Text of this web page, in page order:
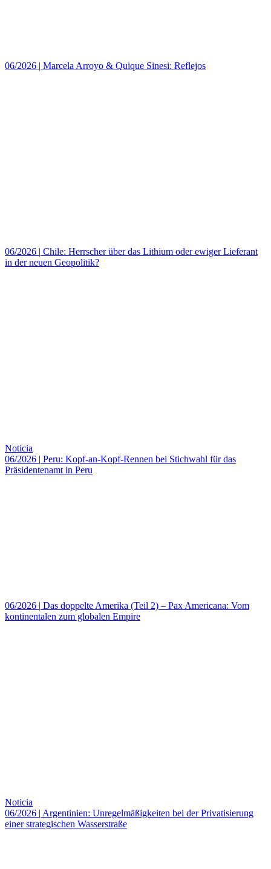
06/2026 | Marcela Arroyo & Quique Sinesi: Reflejos
06/2026 | Chile: Herrscher über das Lithium oder ewiger Lieferant
in der neuen Geopolitik?
Noticia
06/2026 | Peru: Kopf-an-Kopf-Rennen bei Stichwahl für das
Präsidentenamt in Peru
06/2026 | Das doppelte Amerika (Teil 2) – Pax Americana: Vom
kontinentalen zum globalen Empire
Noticia
06/2026 | Argentinien: Unregelmäßigkeiten bei der Privatisierung
einer strategischen Wasserstraße